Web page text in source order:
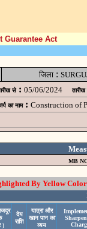
Guarantee Act
जिला :
से : 05/06/2024 तारीख
का नाम : Construction of
MB
By Yellow
)
देय
राशि
यात्रा और
खान पान का
व्यय